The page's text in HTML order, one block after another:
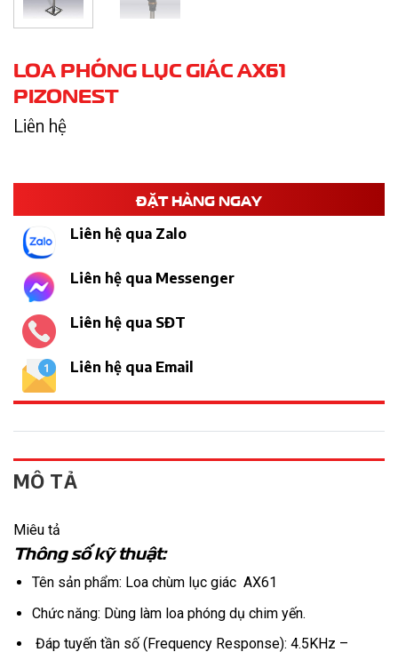
LOA PHÓNG LỤC GIÁC AX61
PIZONEST
Liên hệ
ĐẶT HÀNG NGAY
Liên hệ qua Zalo
Liên hệ qua Messenger
Liên hệ qua SĐT
Liên hệ qua Email
MÔ TẢ
Miêu tả
Thông số kỹ thuật:
Tên sản phẩm: Loa chùm lục giác AX61
Chức năng: Dùng làm loa phóng dụ chim yến.
Đáp tuyến tần số (Frequency Response): 4.5KHz –